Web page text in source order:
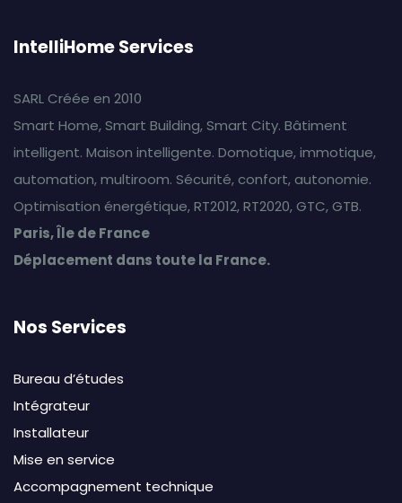
IntelliHome Services
SARL Créée en 2010
Smart Home, Smart Building, Smart City. Bâtiment
intelligent. Maison intelligente. Domotique, immotique,
automation, multiroom. Sécurité, confort, autonomie.
Optimisation énergétique, RT2012, RT2020, GTC, GTB.
Paris, Île de France
Déplacement dans toute la France.
Nos Services
Bureau d’études
Intégrateur
Installateur
Mise en service
Accompagnement technique